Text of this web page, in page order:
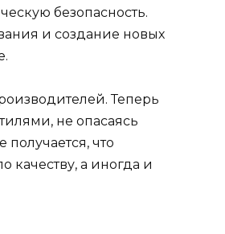
безопасность.
и создание новых
Теперь
не опасаясь
получается, что
качеству, а иногда и